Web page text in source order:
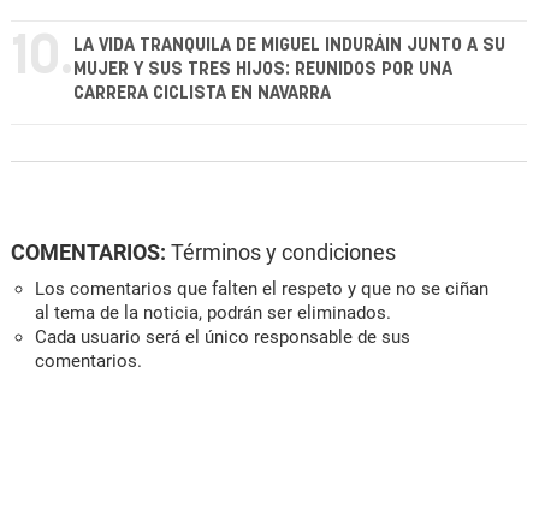
10. LA VIDA TRANQUILA DE MIGUEL INDURÁIN JUNTO A SU
MUJER Y SUS TRES HIJOS: REUNIDOS POR UNA
CARRERA CICLISTA EN NAVARRA
COMENTARIOS: Términos y condiciones
Los comentarios que falten el respeto y que no se ciñan
al tema de la noticia, podrán ser eliminados.
Cada usuario será el único responsable de sus
comentarios.